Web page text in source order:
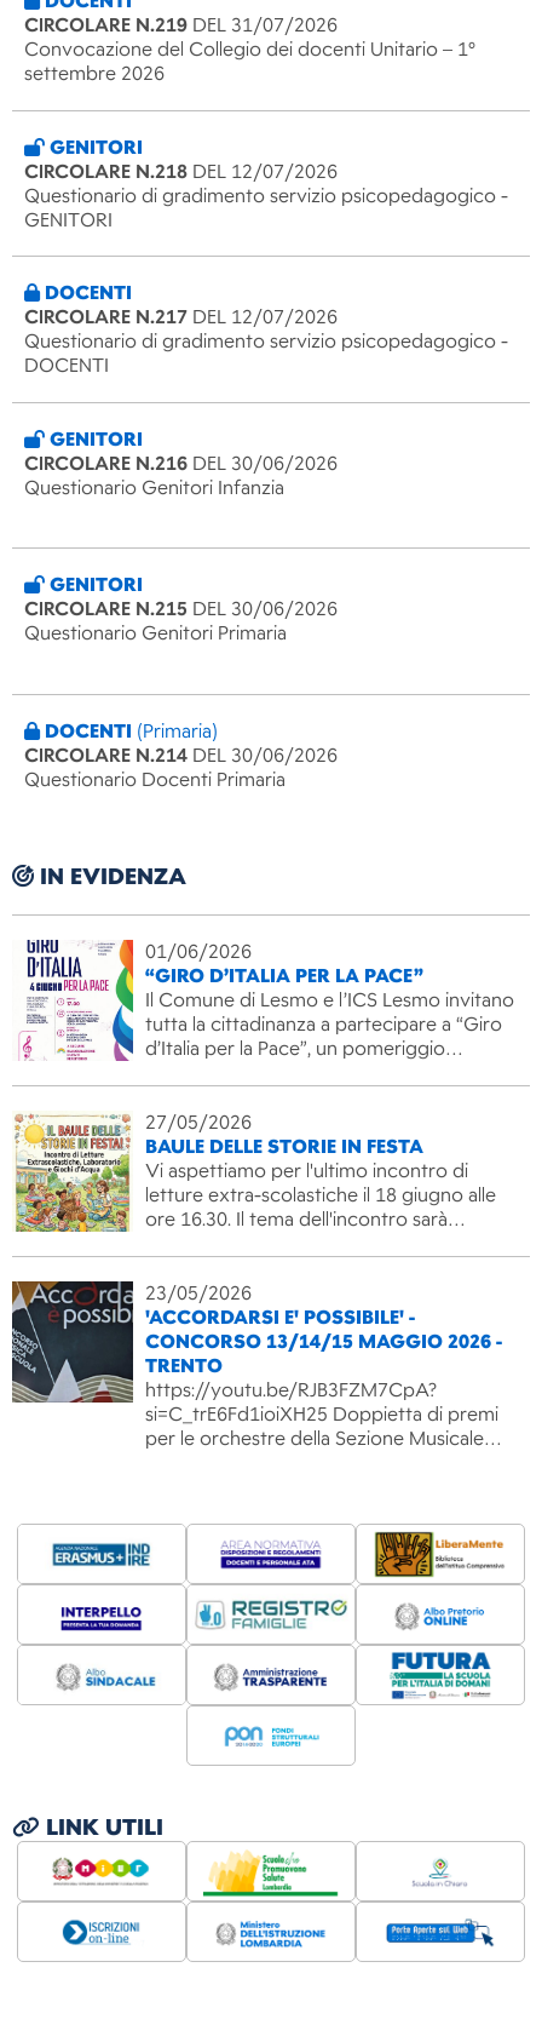
CIRCOLARE N.219 DEL 31/07/2026
Convocazione del Collegio dei docenti Unitario – 1°
settembre 2026
GENITORI
CIRCOLARE N.218 DEL 12/07/2026
Questionario di gradimento servizio psicopedagogico -
GENITORI
DOCENTI
CIRCOLARE N.217 DEL 12/07/2026
Questionario di gradimento servizio psicopedagogico -
DOCENTI
GENITORI
CIRCOLARE N.216 DEL 30/06/2026
Questionario Genitori Infanzia
GENITORI
CIRCOLARE N.215 DEL 30/06/2026
Questionario Genitori Primaria
DOCENTI (Primaria)
CIRCOLARE N.214 DEL 30/06/2026
Questionario Docenti Primaria
IN EVIDENZA
01/06/2026
“GIRO D’ITALIA PER LA PACE”
Il Comune di Lesmo e l’ICS Lesmo invitano
tutta la cittadinanza a partecipare a “Giro
d’Italia per la Pace”, un pomeriggio…
27/05/2026
BAULE DELLE STORIE IN FESTA
Vi aspettiamo per l'ultimo incontro di
letture extra-scolastiche il 18 giugno alle
ore 16.30. Il tema dell'incontro sarà…
23/05/2026
'ACCORDARSI E' POSSIBILE' -
CONCORSO 13/14/15 MAGGIO 2026 -
TRENTO
https://youtu.be/RJB3FZM7CpA?
si=C_trE6Fd1ioiXH25 Doppietta di premi
per le orchestre della Sezione Musicale…
LINK UTILI